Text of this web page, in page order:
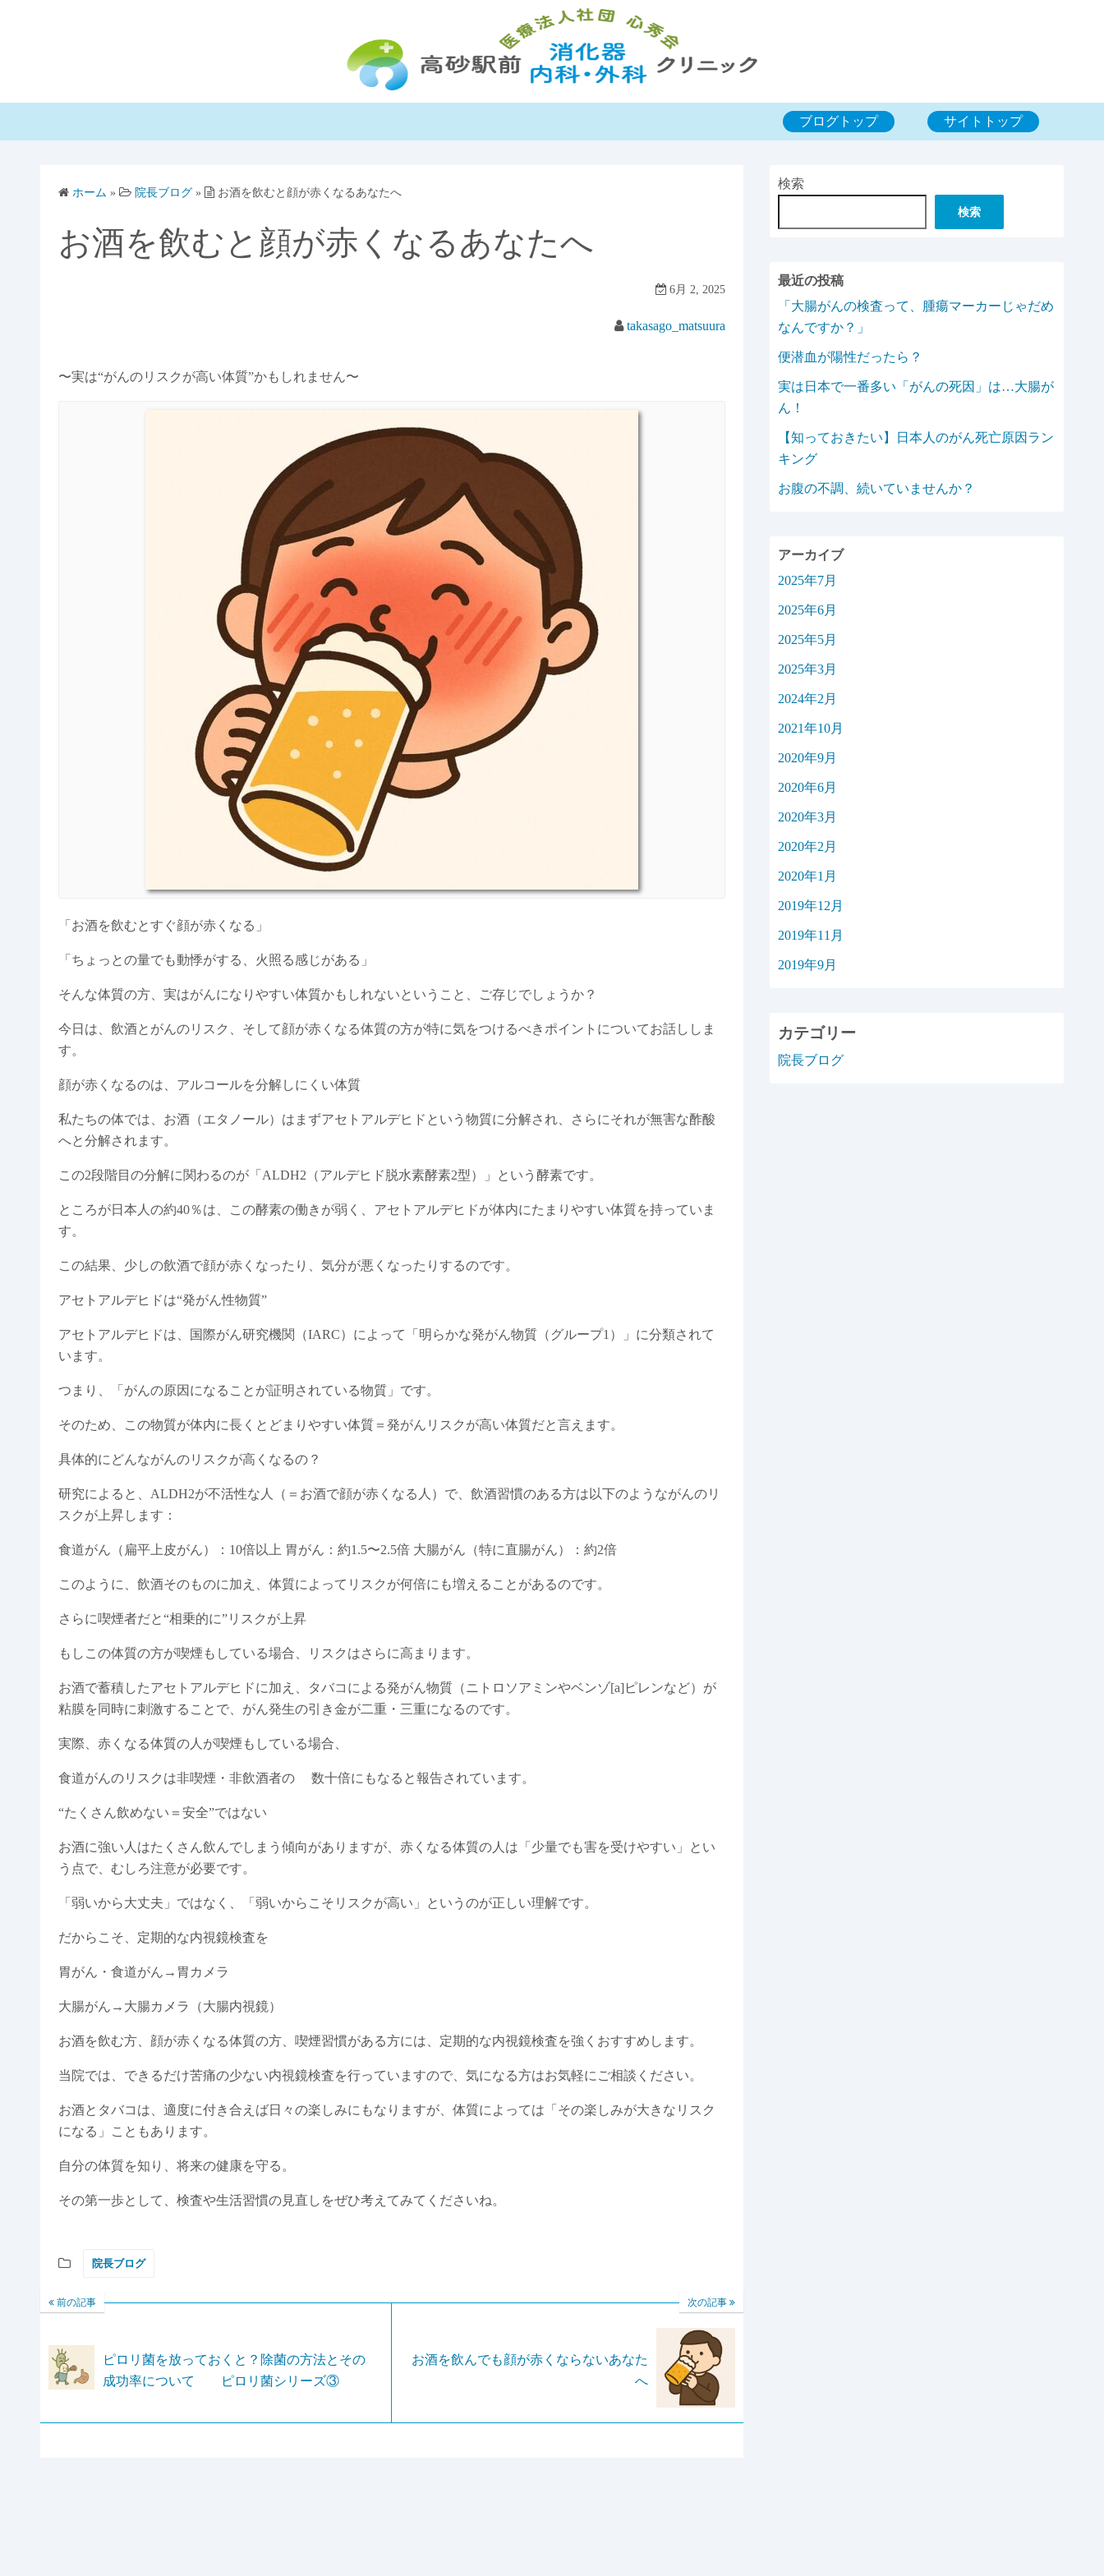
ス
ブログトップ サイトトップ
ホーム » 院長ブログ » お酒を飲むと顔が赤くなるあなたへ
お酒を飲むと顔が赤くなるあなたへ
6月 2, 2025
takasago_matsuura
〜実は“がんのリスクが高い体質”かもしれません〜
「お酒を飲むとすぐ顔が赤くなる」
「ちょっとの量でも動悸がする、火照る感じがある」
そんな体質の方、実はがんになりやすい体質かもしれないということ、ご存じでしょうか？
今日は、飲酒とがんのリスク、そして顔が赤くなる体質の方が特に気をつけるべきポイントについてお話ししま
す。
顔が赤くなるのは、アルコールを分解しにくい体質
私たちの体では、お酒（エタノール）はまずアセトアルデヒドという物質に分解され、さらにそれが無害な酢酸
へと分解されます。
この2段階目の分解に関わるのが「ALDH2（アルデヒド脱水素酵素2型）」という酵素です。
ところが日本人の約40％は、この酵素の働きが弱く、アセトアルデヒドが体内にたまりやすい体質を持っていま
す。
この結果、少しの飲酒で顔が赤くなったり、気分が悪くなったりするのです。
アセトアルデヒドは“発がん性物質”
アセトアルデヒドは、国際がん研究機関（IARC）によって「明らかな発がん物質（グループ1）」に分類されて
います。
つまり、「がんの原因になることが証明されている物質」です。
そのため、この物質が体内に長くとどまりやすい体質＝発がんリスクが高い体質だと言えます。
具体的にどんながんのリスクが高くなるの？
研究によると、ALDH2が不活性な人（＝お酒で顔が赤くなる人）で、飲酒習慣のある方は以下のようながんのリ
スクが上昇します：
食道がん（扁平上皮がん）：10倍以上 胃がん：約1.5〜2.5倍 大腸がん（特に直腸がん）：約2倍
このように、飲酒そのものに加え、体質によってリスクが何倍にも増えることがあるのです。
さらに喫煙者だと“相乗的に”リスクが上昇
もしこの体質の方が喫煙もしている場合、リスクはさらに高まります。
お酒で蓄積したアセトアルデヒドに加え、タバコによる発がん物質（ニトロソアミンやベンゾ[a]ピレンなど）が
粘膜を同時に刺激することで、がん発生の引き金が二重・三重になるのです。
実際、赤くなる体質の人が喫煙もしている場合、
食道がんのリスクは非喫煙・非飲酒者の 数十倍にもなると報告されています。
“たくさん飲めない＝安全”ではない
お酒に強い人はたくさん飲んでしまう傾向がありますが、赤くなる体質の人は「少量でも害を受けやすい」とい
う点で、むしろ注意が必要です。
「弱いから大丈夫」ではなく、「弱いからこそリスクが高い」というのが正しい理解です。
だからこそ、定期的な内視鏡検査を
胃がん・食道がん→胃カメラ
大腸がん→大腸カメラ（大腸内視鏡）
お酒を飲む方、顔が赤くなる体質の方、喫煙習慣がある方には、定期的な内視鏡検査を強くおすすめします。
当院では、できるだけ苦痛の少ない内視鏡検査を行っていますので、気になる方はお気軽にご相談ください。
お酒とタバコは、適度に付き合えば日々の楽しみにもなりますが、体質によっては「その楽しみが大きなリスク
になる」こともあります。
自分の体質を知り、将来の健康を守る。
その第一歩として、検査や生活習慣の見直しをぜひ考えてみてくださいね。
院長ブログ
前の記事
ピロリ菌を放っておくと？除菌の方法とその
成功率について ピロリ菌シリーズ③
次の記事
お酒を飲んでも顔が赤くならないあなた
へ
検索
検索
最近の投稿
「大腸がんの検査って、腫瘍マーカーじゃだめ
なんですか？」
便潜血が陽性だったら？
実は日本で一番多い「がんの死因」は…大腸が
ん！
【知っておきたい】日本人のがん死亡原因ラン
キング
お腹の不調、続いていませんか？
アーカイブ
2025年7月
2025年6月
2025年5月
2025年3月
2024年2月
2021年10月
2020年9月
2020年6月
2020年3月
2020年2月
2020年1月
2019年12月
2019年11月
2019年9月
カテゴリー
院長ブログ